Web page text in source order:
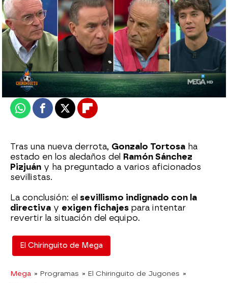
El Chiringuito
Madrid
Actualizado:10 de noviembre de 2022, 06:00
Publicado:10 de noviembre de 2022, 01:56
WhatsappFacebook
X Flipboard
Tras una nueva derrota, Gonzalo Tortosa ha
estado en los aledaños del Ramón Sánchez
Pizjuán y ha preguntado a varios aficionados
sevillistas.
La conclusión: el sevillismo indignado con la
directiva y exigen fichajes para intentar
revertir la situación del equipo.
El Chiringuito de Mega
Mega » Programas » El Chiringuito de Jugones »